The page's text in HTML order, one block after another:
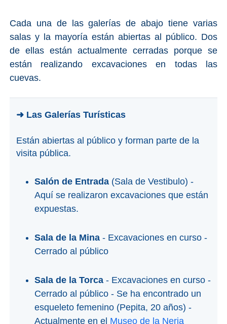
Cada una de las galerías de abajo tiene varias
salas y la mayoría están abiertas al público. Dos
de ellas están actualmente cerradas porque se
están realizando excavaciones en todas las
cuevas.
➜ Las Galerías Turísticas
Están abiertas al público y forman parte de la
visita pública.
Salón de Entrada(Sala de Vestibulo) -
Aquí se realizaron excavaciones que están
expuestas.
Sala de la Mina- Excavaciones en curso -
Cerrado al público
Sala de la Torca- Excavaciones en curso -
Cerrado al público - Se ha encontrado un
esqueleto femenino (Pepita, 20 años) -
Actualmente en el Museo de la Nerja